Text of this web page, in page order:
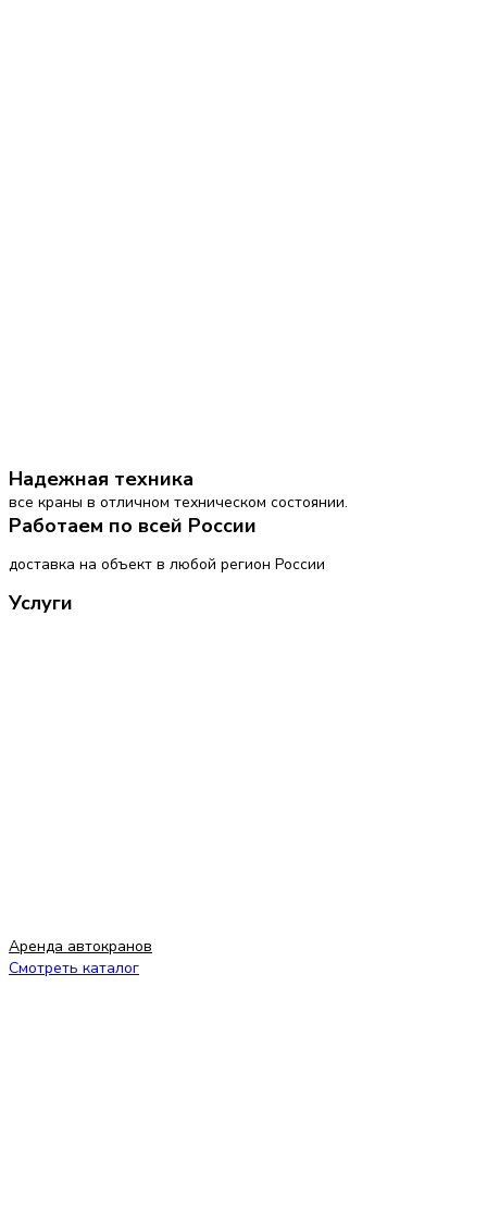
Надежная техника
все краны в отличном техническом состоянии.
Работаем по всей России
доставка на объект в любой регион России
Услуги
Аренда автокранов
Смотреть каталог